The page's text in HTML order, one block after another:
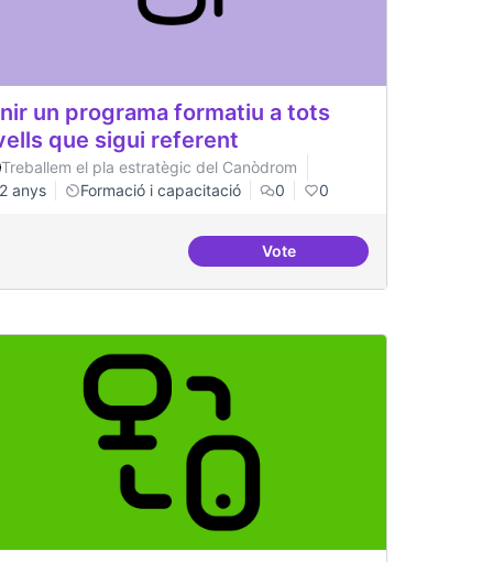
internacionals
un programa formatiu a tots
que sigui referent
Treballem el pla estratègic del Canòdrom
2 anys
Formació i capacitació 0 0
VoteTenir un programa formatiu